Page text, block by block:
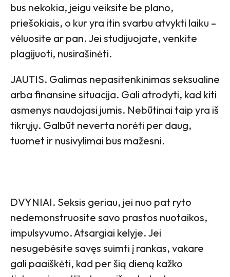
bus nekokia, jeigu veiksite be plano,
priešokiais, o kur yra itin svarbu atvykti laiku –
vėluosite ar pan. Jei studijuojate, venkite
plagijuoti, nusirašinėti.
JAUTIS. Galimas nepasitenkinimas seksualine
arba finansine situacija. Gali atrodyti, kad kiti
asmenys naudojasi jumis. Nebūtinai taip yra iš
tikrųjų. Galbūt neverta norėti per daug,
tuomet ir nusivylimai bus mažesni.
DVYNIAI. Seksis geriau, jei nuo pat ryto
nedemonstruosite savo prastos nuotaikos,
impulsyvumo. Atsargiai kelyje. Jei
nesugebėsite savęs suimti į rankas, vakare
gali paaiškėti, kad per šią dieną kažko